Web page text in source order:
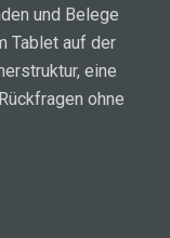
und Belege
Tablet auf der
eine
ohne